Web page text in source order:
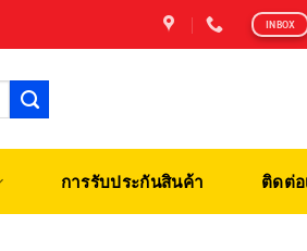
INBOX
การรับประกันสินค้า ติดต่อ